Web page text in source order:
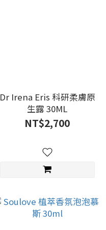
Dr Irena Eris 科研柔膚原
生露 30ML
NT$2,700